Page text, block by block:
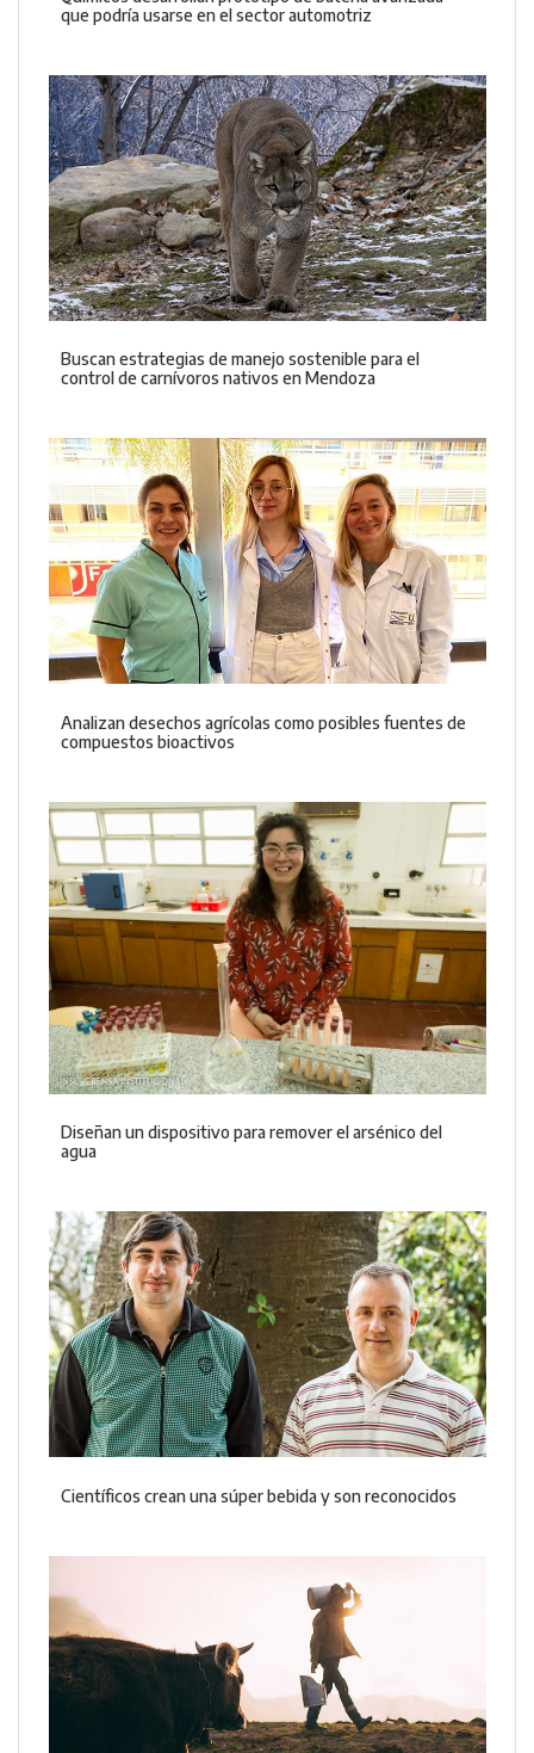
que podría usarse en el sector automotriz
Buscan estrategias de manejo sostenible para el
control de carnívoros nativos en Mendoza
Analizan desechos agrícolas como posibles fuentes de
compuestos bioactivos
Diseñan un dispositivo para remover el arsénico del
agua
Científicos crean una súper bebida y son reconocidos